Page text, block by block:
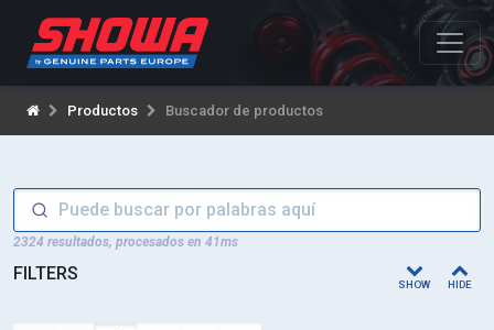
Productos Buscador de productos
2324 resultados, procesados en 41ms
HIDE
SHOW
FILTERS